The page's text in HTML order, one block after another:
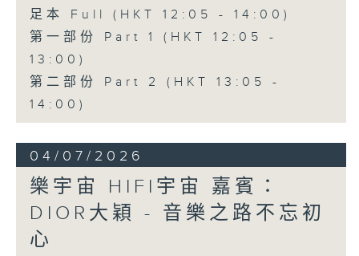
足本 Full (HKT 12:05 - 14:00)
第一部份 Part 1 (HKT 12:05 -
13:00)
第二部份 Part 2 (HKT 13:05 -
14:00)
04/07/2026
樂宇宙 HIFI宇宙 嘉賓：
DIOR大穎 - 音樂之路不忘初
心